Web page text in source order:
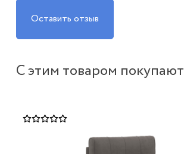
Оставить отзыв
С этим товаром покупают